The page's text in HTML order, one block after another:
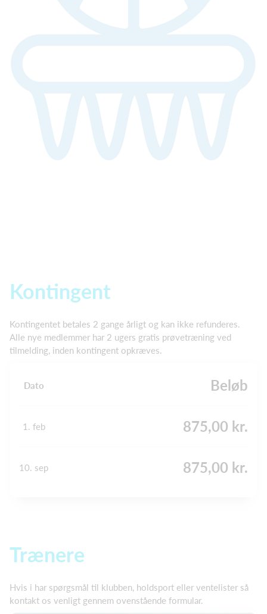
Kontingent
Kontingentet betales 2 gange årligt og kan ikke refunderes.
Alle nye medlemmer har 2 ugers gratis prøvetræning ved
tilmelding, inden kontingent opkræves.
Dato Beløb
1. feb 875,00 kr.
10. sep 875,00 kr.
Trænere
Hvis i har spørgsmål til klubben, holdsport eller ventelister så
kontakt os venligt gennem ovenstående formular.